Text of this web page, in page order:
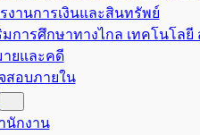
งานการเงินและสินทรัพย์
มการศึกษาทางไกล เทคโนโล
ยและคดี
สอบภายใน
นักงาน